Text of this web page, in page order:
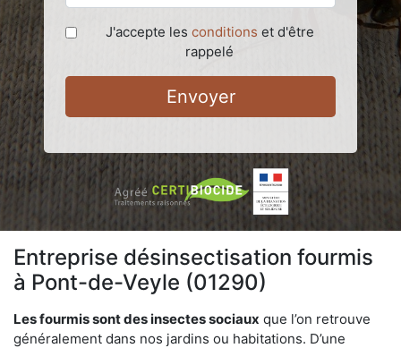
J'accepte les conditions et d'être
rappelé
Envoyer
Entreprise désinsectisation fourmis
à Pont-de-Veyle (01290)
Les fourmis sont des insectes sociaux que l’on retrouve
généralement dans nos jardins ou habitations. D’une